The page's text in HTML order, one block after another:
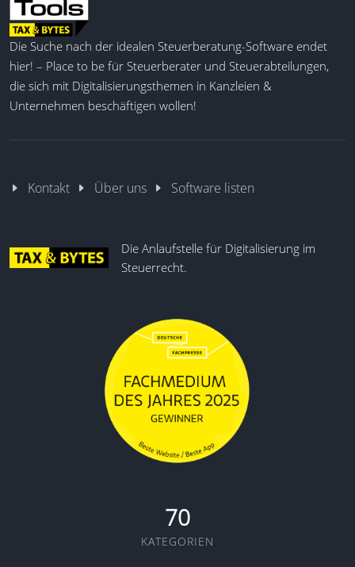
Die Suche nach der idealen Steuerberatung-Software endet
hier! – Place to be für Steuerberater und Steuerabteilungen,
die sich mit Digitalisierungsthemen in Kanzleien &
Unternehmen beschäftigen wollen!
Kontakt Über uns Software listen
Die Anlaufstelle für Digitalisierung im
Steuerrecht.
70
KATEGORIEN